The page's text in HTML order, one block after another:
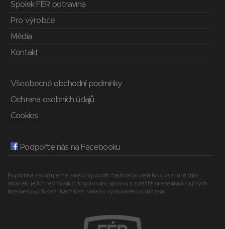
Spolek FÉR potravina
Pro výrobce
Média
Kontakt
Všeobecné obchodní podmínky
Ochrana osobních údajů
Cookies
Podpořte nás na Facebooku
Explicitně zakazujeme jakékoli použití části nebo celého obsahu těchto
stránek, jejich reprodukci, kopírování, úpravu a zvláště prezentaci na jiných
internetových stránkách bez našeho výslovného souhlasu.